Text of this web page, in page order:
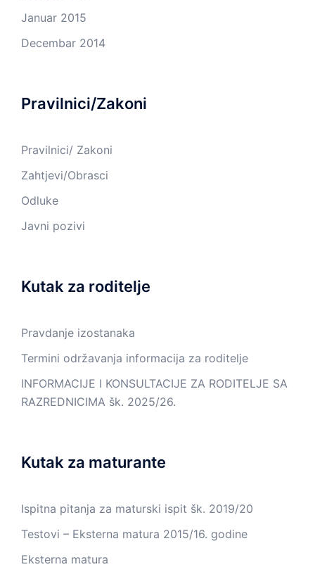
Januar 2015
Decembar 2014
Pravilnici/Zakoni
Pravilnici/ Zakoni
Zahtjevi/Obrasci
Odluke
Javni pozivi
Kutak za roditelje
Pravdanje izostanaka
Termini održavanja informacija za roditelje
INFORMACIJE I KONSULTACIJE ZA RODITELJE SA
RAZREDNICIMA šk. 2025/26.
Kutak za maturante
Ispitna pitanja za maturski ispit šk. 2019/20
Testovi – Eksterna matura 2015/16. godine
Eksterna matura